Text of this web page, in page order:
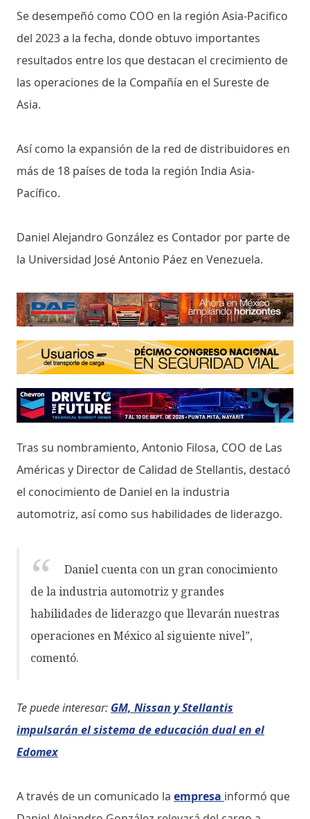
Se desempeñó como COO en la región Asia-Pacifico
del 2023 a la fecha, donde obtuvo importantes
resultados entre los que destacan el crecimiento de
las operaciones de la Compañía en el Sureste de
Asia.
Así como la expansión de la red de distribuidores en
más de 18 países de toda la región India Asia-
Pacífico.
Daniel Alejandro González es Contador por parte de
la Universidad José Antonio Páez en Venezuela.
Tras su nombramiento, Antonio Filosa, COO de Las
Américas y Director de Calidad de Stellantis, destacó
el conocimiento de Daniel en la industria
automotriz, así como sus habilidades de liderazgo.
Daniel cuenta con un gran conocimiento
de la industria automotriz y grandes
habilidades de liderazgo que llevarán nuestras
operaciones en México al siguiente nivel”,
comentó.
Te puede interesar: GM, Nissan y Stellantis
impulsarán el sistema de educación dual en el
Edomex
A través de un comunicado la empresa informó que